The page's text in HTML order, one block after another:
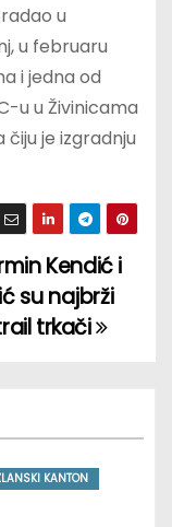
u
u februaru
i jedna od
u u Živinicama
je izgradnju
Kendić i
su najbrži
trkači
KANTON